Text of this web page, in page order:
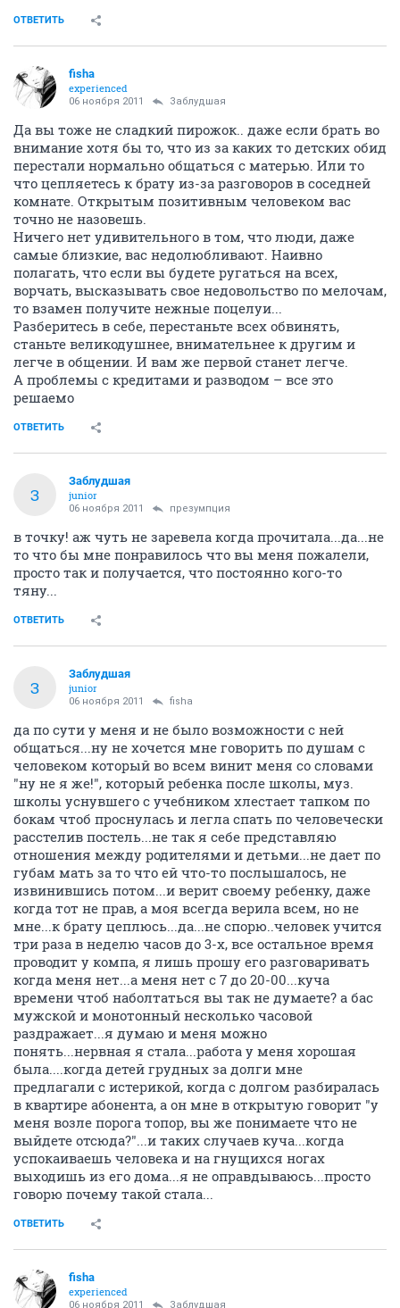
ОТВЕТИТЬ
fisha
experienced
06 ноября 2011 Заблудшая
Да вы тоже не сладкий пирожок.. даже если брать во
внимание хотя бы то, что из за каких то детских обид
перестали нормально общаться с матерью. Или то
что цепляетесь к брату из-за разговоров в соседней
комнате. Открытым позитивным человеком вас
точно не назовешь.
Ничего нет удивительного в том, что люди, даже
самые близкие, вас недолюбливают. Наивно
полагать, что если вы будете ругаться на всех,
ворчать, высказывать свое недовольство по мелочам,
то взамен получите нежные поцелуи...
Разберитесь в себе, перестаньте всех обвинять,
станьте великодушнее, внимательнее к другим и
легче в общении. И вам же первой станет легче.
А проблемы с кредитами и разводом – все это
решаемо
ОТВЕТИТЬ
З
Заблудшая
junior
06 ноября 2011 презумпция
в точку! аж чуть не заревела когда прочитала...да...не
то что бы мне понравилось что вы меня пожалели,
просто так и получается, что постоянно кого-то
тяну...
ОТВЕТИТЬ
З
Заблудшая
junior
06 ноября 2011 fisha
да по сути у меня и не было возможности с ней
общаться...ну не хочется мне говорить по душам с
человеком который во всем винит меня со словами
"ну не я же!", который ребенка после школы, муз.
школы уснувшего с учебником хлестает тапком по
бокам чтоб проснулась и легла спать по человечески
расстелив постель...не так я себе представляю
отношения между родителями и детьми...не дает по
губам мать за то что ей что-то послышалось, не
извинившись потом...и верит своему ребенку, даже
когда тот не прав, а моя всегда верила всем, но не
мне...к брату цеплюсь...да...не спорю..человек учится
три раза в неделю часов до 3-х, все остальное время
проводит у компа, я лишь прошу его разговаривать
когда меня нет...а меня нет с 7 до 20-00...куча
времени чтоб наболтаться вы так не думаете? а бас
мужской и монотонный несколько часовой
раздражает...я думаю и меня можно
понять...нервная я стала...работа у меня хорошая
была....когда детей грудных за долги мне
предлагали с истерикой, когда с долгом разбиралась
в квартире абонента, а он мне в открытую говорит "у
меня возле порога топор, вы же понимаете что не
выйдете отсюда?"...и таких случаев куча...когда
успокаиваешь человека и на гнущихся ногах
выходишь из его дома...я не оправдываюсь...просто
говорю почему такой стала...
ОТВЕТИТЬ
fisha
experienced
06 ноября 2011 Заблудшая